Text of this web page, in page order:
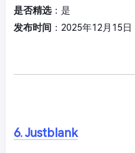
是否精选：是
发布时间 ：2025年12月15
6. Justblank